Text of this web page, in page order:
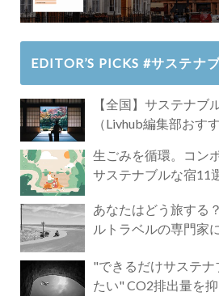
EDITOR’S PICKS #サステナ
【全国】サステナブ
（Livhub編集部おすす
生ごみを循環。コン
サステナブルな宿11
あなたはどう旅する？ ｜ 英国サステナブ
ルトラベルの専門家
"できるだけサステナ
たい" CO2排出量を